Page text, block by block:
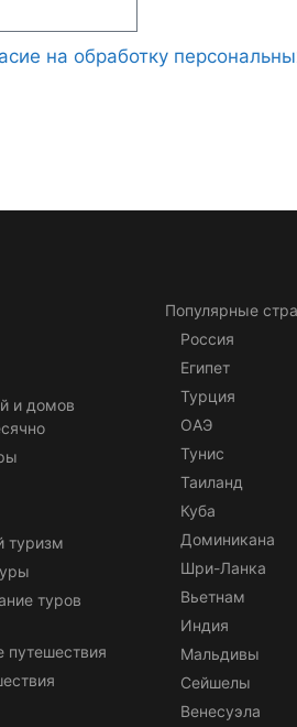
на обработку
и домов
туризм
туров
путешествия
Популярные
Россия
Египет
Турция
ОАЭ
Тунис
Таиланд
Куба
Доминикана
Шри-Ланка
Вьетнам
Индия
Мальдивы
Сейшелы
Венесуэла